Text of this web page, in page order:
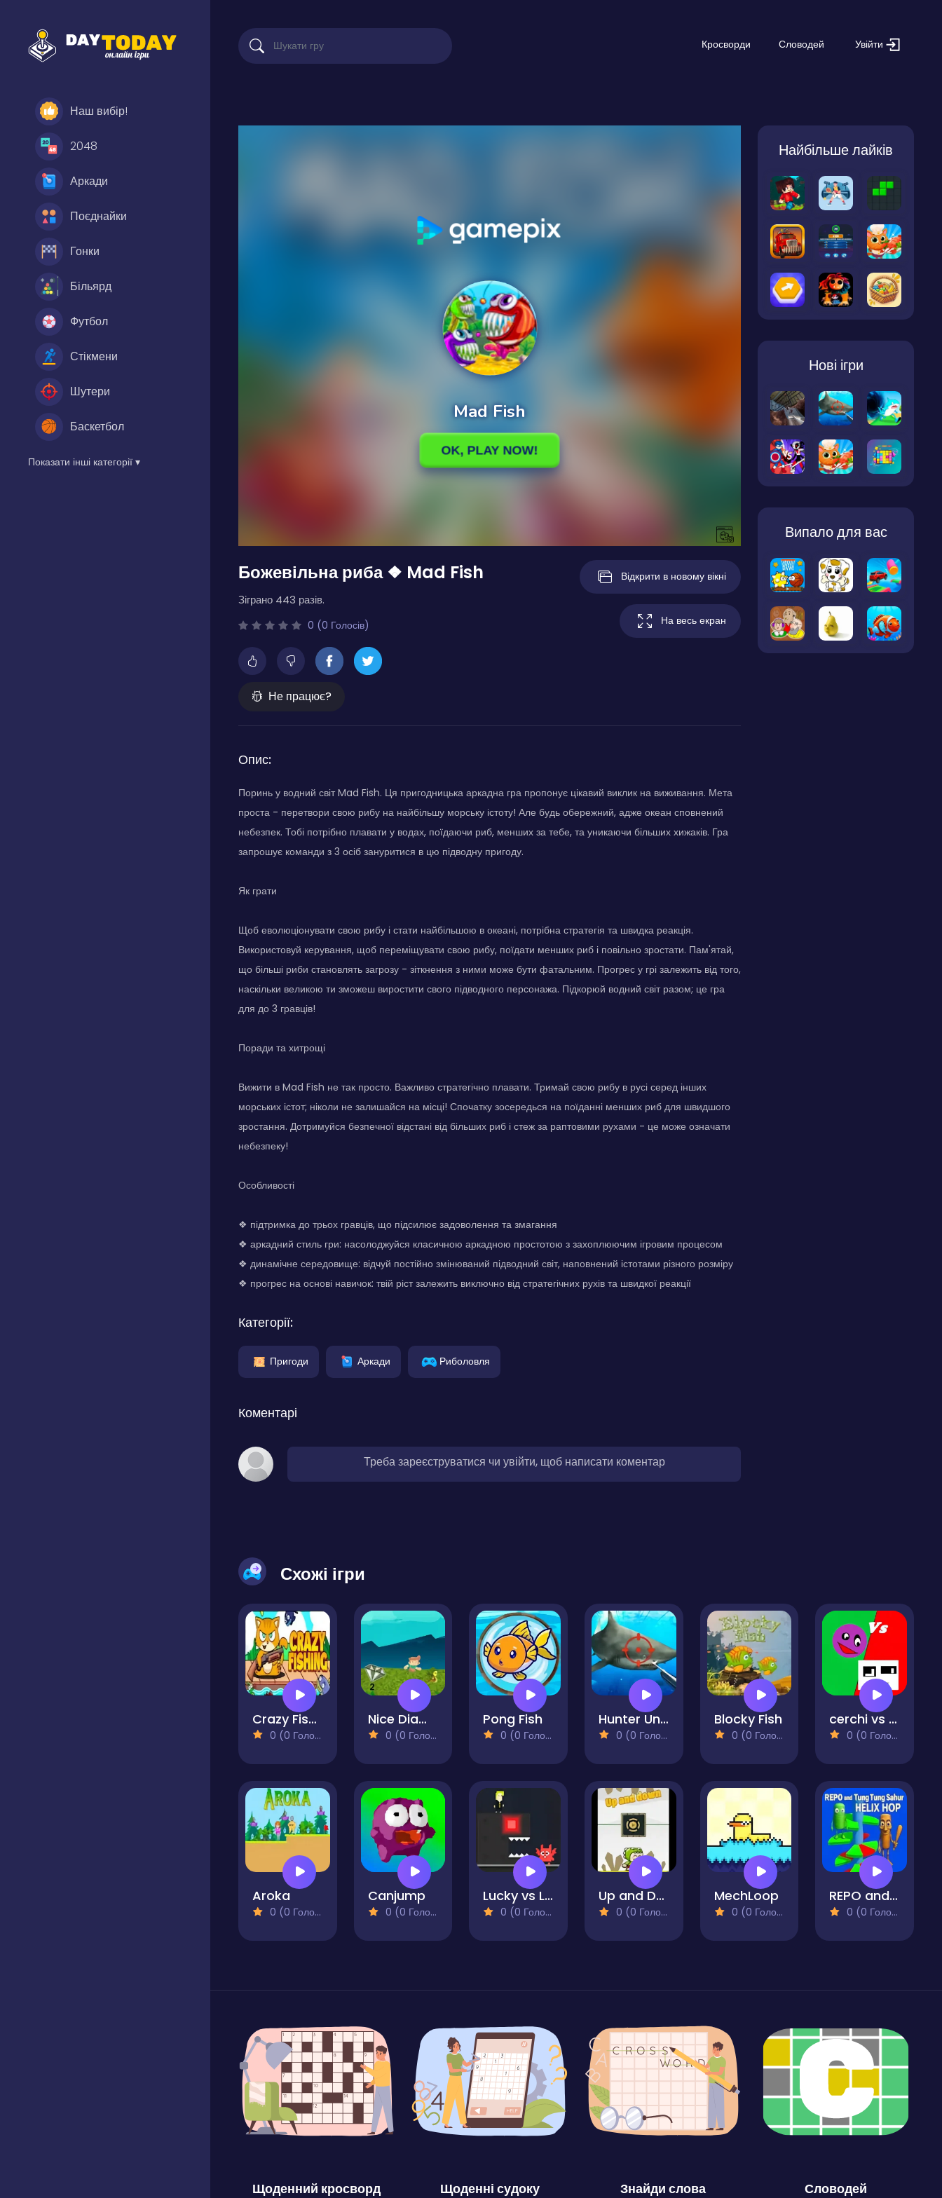
Наш вибір!
2048
Аркади
Поєднайки
Гонки
Більярд
Футбол
Стікмени
Шутери
Баскетбол
Показати інші категорії ▾
Кросворди Словодей Увійти
Божевільна риба ❖ Mad Fish
Зіграно 443 разів.
0 (0 Голосів)
Не працює?
Відкрити в новому вікні
На весь екран
Опис:
Поринь у водний світ Mad Fish. Ця пригодницька аркадна гра пропонує цікавий виклик на виживання. Мета
проста - перетвори свою рибу на найбільшу морську істоту! Але будь обережний, адже океан сповнений
небезпек. Тобі потрібно плавати у водах, поїдаючи риб, менших за тебе, та уникаючи більших хижаків. Гра
запрошує команди з 3 осіб зануритися в цю підводну пригоду.
Як грати
Щоб еволюціонувати свою рибу і стати найбільшою в океані, потрібна стратегія та швидка реакція.
Використовуй керування, щоб переміщувати свою рибу, поїдати менших риб і повільно зростати. Пам'ятай,
що більші риби становлять загрозу - зіткнення з ними може бути фатальним. Прогрес у грі залежить від того,
наскільки великою ти зможеш виростити свого підводного персонажа. Підкорюй водний світ разом; це гра
для до 3 гравців!
Поради та хитрощі
Вижити в Mad Fish не так просто. Важливо стратегічно плавати. Тримай свою рибу в русі серед інших
морських істот; ніколи не залишайся на місці! Спочатку зосередься на поїданні менших риб для швидшого
зростання. Дотримуйся безпечної відстані від більших риб і стеж за раптовими рухами - це може означати
небезпеку!
Особливості
❖ підтримка до трьох гравців, що підсилює задоволення та змагання
❖ аркадний стиль гри: насолоджуйся класичною аркадною простотою з захоплюючим ігровим процесом
❖ динамічне середовище: відчуй постійно змінюваний підводний світ, наповнений істотами різного розміру
❖ прогрес на основі навичок: твій ріст залежить виключно від стратегічних рухів та швидкої реакції
Категорії:
Пригоди Аркади Риболовля
Коментарі
Треба зареєструватися чи увійти, щоб написати коментар
Найбільше лайків
Нові ігри
Випало для вас
Схожі ігри
Crazy Fishing Pro
0 (0 Голосів)
Nice Diamont
0 (0 Голосів)
Pong Fish
0 (0 Голосів)
Hunter Underwater Spearfishing
0 (0 Голосів)
Blocky Fish
0 (0 Голосів)
cerchi vs quadrati
0 (0 Голосів)
Aroka
0 (0 Голосів)
Canjump
0 (0 Голосів)
Lucky vs Lou
0 (0 Голосів)
Up and Down
0 (0 Голосів)
MechLoop
0 (0 Голосів)
REPO and Tung Tung Sahur: Helix Hop
0 (0 Голосів)
Щоденний кросворд Щоденні судоку Знайди слова Словодей